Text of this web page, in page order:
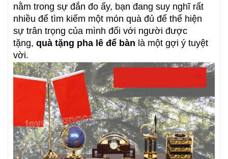
nằm trong sự đắn đo ấy, bạn đang suy nghĩ rất
nhiều để tìm kiếm một món quà đủ để thể hiện
sự trân trọng của mình đối với người được
tặng, quà tặng pha lê để bàn là một gợi ý tuyệt
vời.